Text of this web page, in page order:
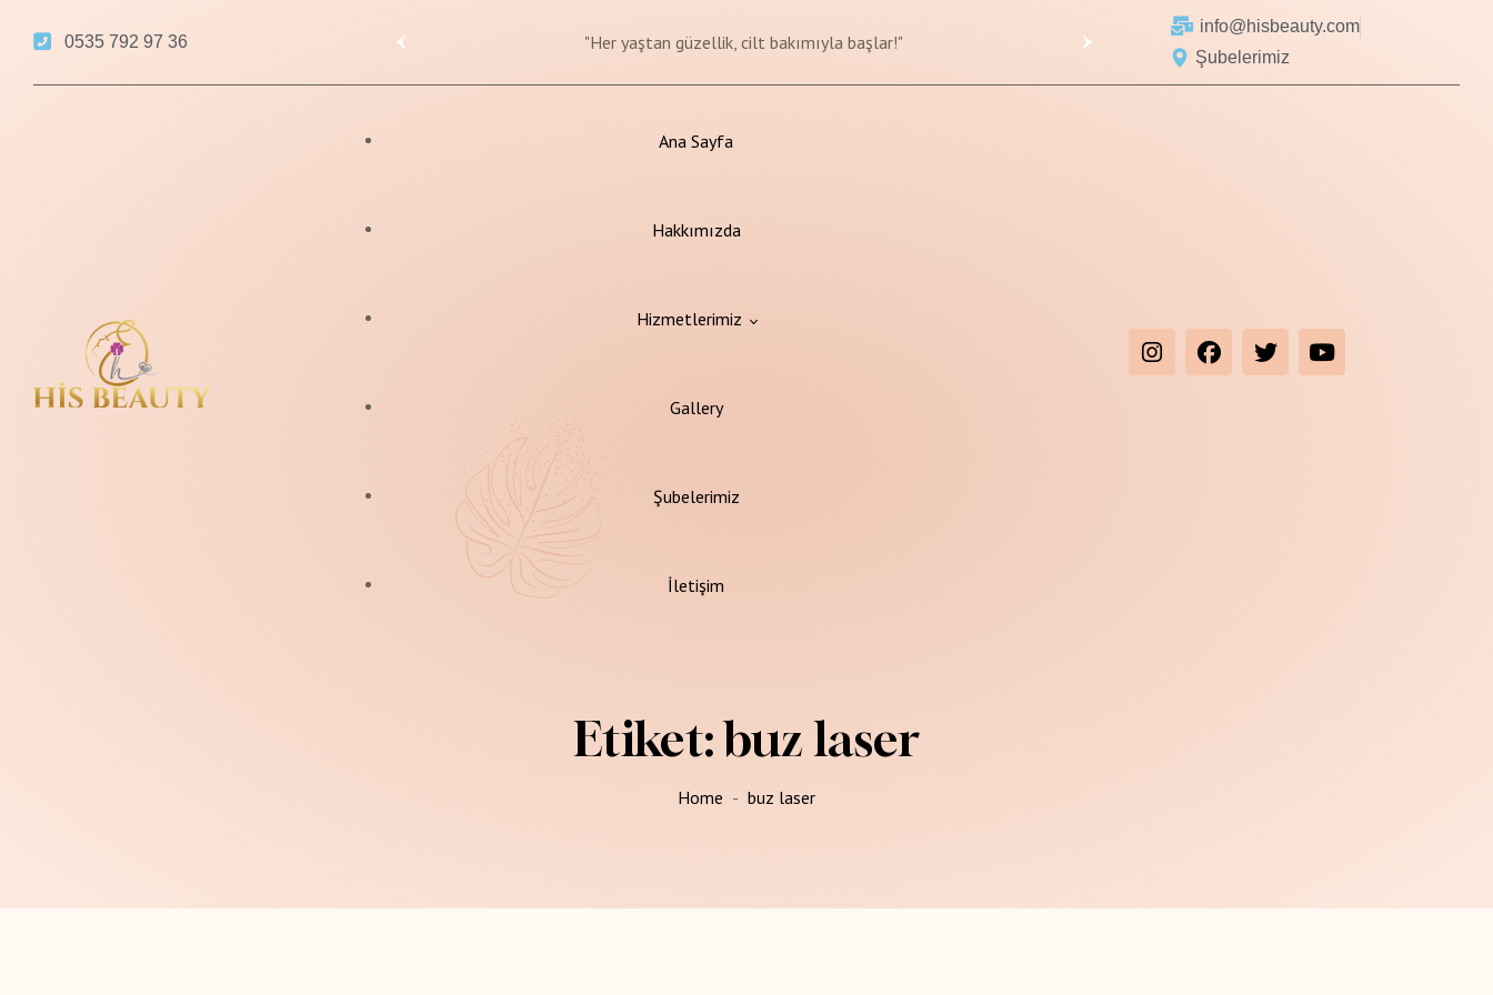
0535 792 97 36 Yeni Yılda Size Özel Fiyatlar
"Güvenle pürüzsüz bir cilt İçin, şimdi epilasyon zamanı!"
"Her yaştan güzellik, cilt bakımıyla başlar!"
"Değişim başlasın, sağlıklı yaşam yolculuğunuz burada!"
info@hisbeauty.com
Şubelerimiz
Ana Sayfa
Hakkımızda
Hizmetlerimiz
Sultangazi Lazer Epilasyon
Gallery
Şubelerimiz
İletişim
Etiket:buz laser
Home buz laser